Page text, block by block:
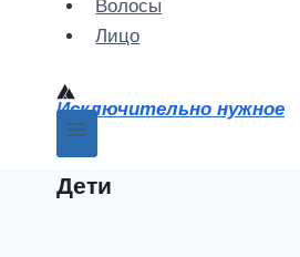
Волосы
Лицо
Исключительно нужное
Дети